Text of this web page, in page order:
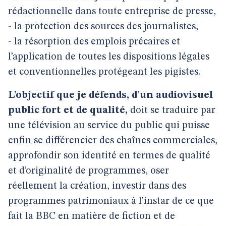
rédactionnelle dans toute entreprise de presse,
- la protection des sources des journalistes,
- la résorption des emplois précaires et
l’application de toutes les dispositions légales
et conventionnelles protégeant les pigistes.
L’objectif que je défends, d’un audiovisuel
public fort et de qualité, doit se traduire par
une télévision au service du public qui puisse
enfin se différencier des chaînes commerciales,
approfondir son identité en termes de qualité
et d’originalité de programmes, oser
réellement la création, investir dans des
programmes patrimoniaux à l’instar de ce que
fait la BBC en matière de fiction et de